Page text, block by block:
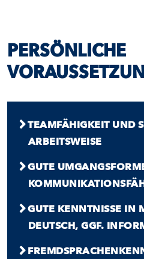
PERSÖNLICHE
TEAM­FÄHIGKEIT UND
ARBEITS­WEISE
GUTE
GUTE KENNTNISSE IN
DEUTSCH, GGF.